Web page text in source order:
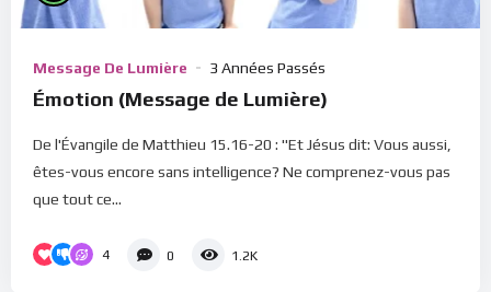
Message De Lumière 3 Années Passés
Émotion (Message de Lumière)
De l'Évangile de Matthieu 15.16-20 : "Et Jésus dit: Vous aussi,
êtes-vous encore sans intelligence? Ne comprenez-vous pas
que tout ce...
4 0 1.2K